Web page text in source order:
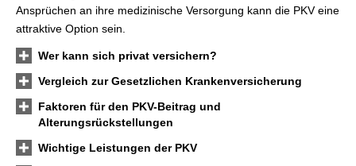
Ansprüchen an ihre medizinische Versorgung kann die PKV eine
attraktive Option sein.
Wer kann sich privat ver­sichern?
Vergleich zur Gesetzlichen Kranken­ver­si­che­rung
Faktoren für den PKV-Beitrag und
Alterungsrückstellungen
Wichtige Leistungen der PKV